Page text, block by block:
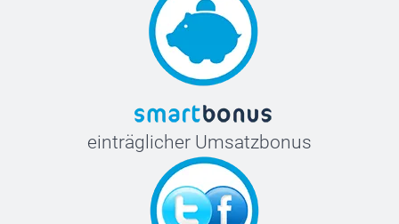
einträglicher Umsatzbonus